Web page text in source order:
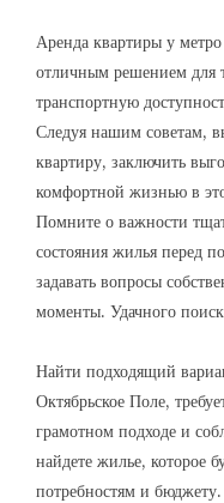
Аренда квартиры у
отличным решением для
транспортную
Следуя нашим советам,
квартиру, заключить
комфортной жизнью в
Помните о важности
состояния жилья перед
задавать вопросы
моменты. Удачного
Найти подходящий
Октябрьское Поле,
грамотном подходе и
найдете жилье, которое
потребностям и